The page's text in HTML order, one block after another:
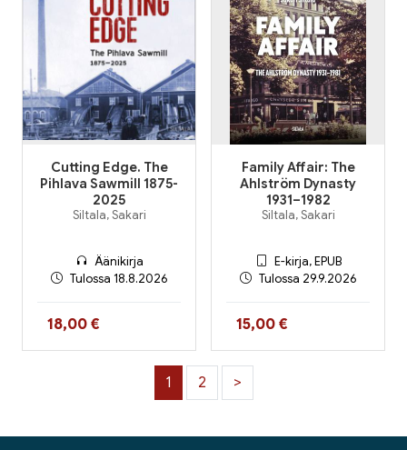
Cutting Edge. The
Pihlava Sawmill 1875-
2025
Siltala, Sakari
Äänikirja
Tulossa 18.8.2026
Hinta nyt
18,00 €
Family Affair: The
Ahlström Dynasty
1931–1982
Siltala, Sakari
E-kirja, EPUB
Tulossa 29.9.2026
Hinta nyt
15,00 €
1 2 >